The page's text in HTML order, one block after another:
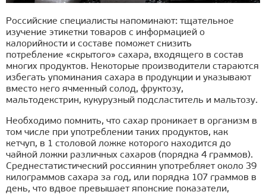
Российские специалисты напоминают: тщательное
изучение этикетки товаров с информацией о
калорийности и составе поможет снизить
потребление «скрытого» сахара, входящего в состав
многих продуктов. Некоторые производители стараются
избегать упоминания сахара в продукции и указывают
вместо него ячменный солод, фруктозу,
мальтодекстрин, кукурузный подсластитель и мальтозу.
Необходимо помнить, что сахар проникает в организм в
том числе при употреблении таких продуктов, как
кетчуп, в 1 столовой ложке которого находится до
чайной ложки различных сахаров (порядка 4 граммов).
Среднестатистический россиянин употребляет около 39
килограммов сахара за год, или порядка 107 граммов в
день, что вдвое превышает японские показатели,